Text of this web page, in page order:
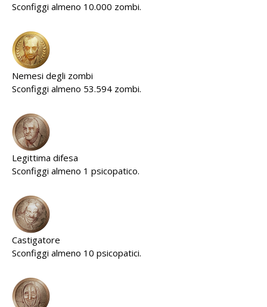
Sconfiggi almeno 10.000 zombi.
Nemesi degli zombi
Sconfiggi almeno 53.594 zombi.
Legittima difesa
Sconfiggi almeno 1 psicopatico.
Castigatore
Sconfiggi almeno 10 psicopatici.